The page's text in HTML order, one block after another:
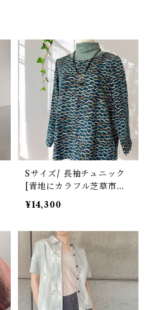
Sサイズ/ 長袖チュニック
[青地にカラフル芝草市松
模様]
¥14,300